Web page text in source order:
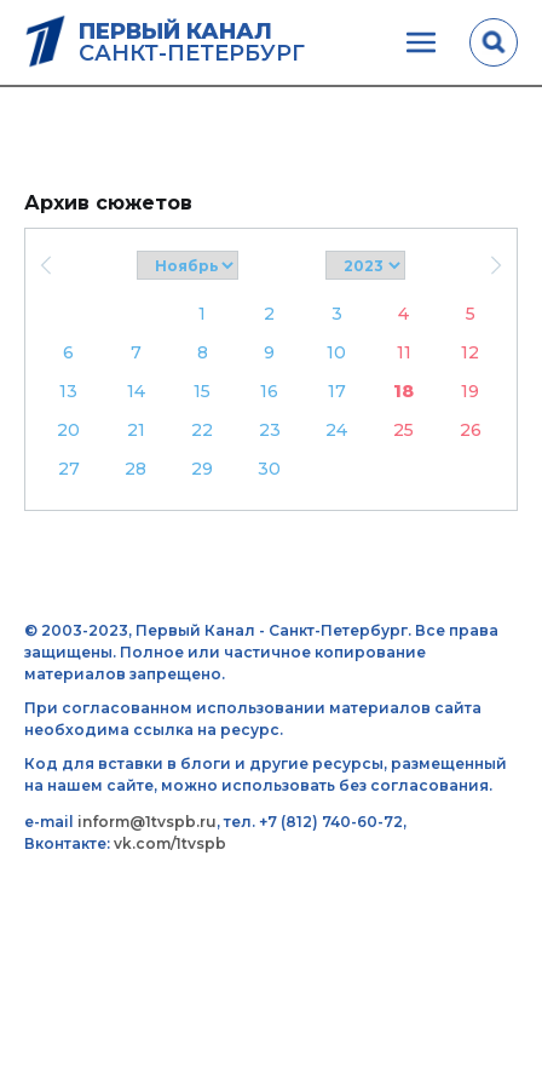
ПЕРВЫЙ КАНАЛ
САНКТ-ПЕТЕРБУРГ
Архив сюжетов
1 2 3 4
5
6
7 8 9 10 11
12
13
14 15 16 17 18
19
20
21 22 23 24 25
26
27
28 29 30
© 2003-2023, Первый Канал - Санкт-Петербург. Все права
защищены. Полное или частичное копирование
материалов запрещено.
При согласованном использовании материалов сайта
необходима ссылка на ресурс.
Код для вставки в блоги и другие ресурсы, размещенный
на нашем сайте, можно использовать без согласования.
e-mail inform@1tvspb.ru, тел. +7 (812) 740-60-72,
Вконтакте: vk.com/1tvspb